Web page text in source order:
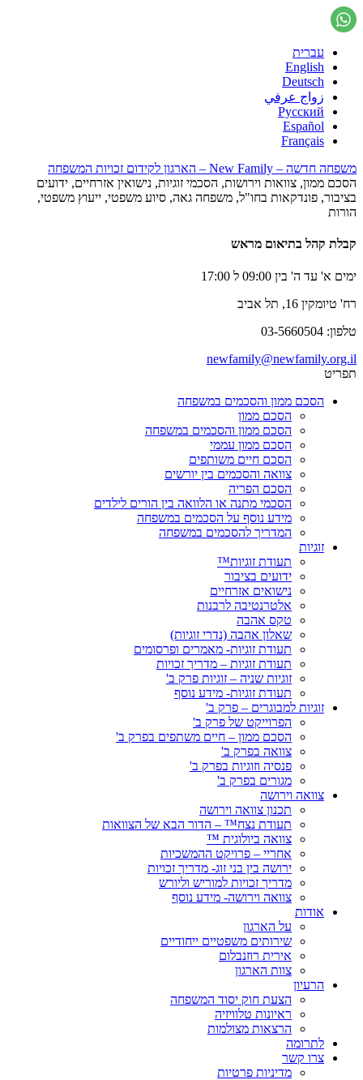
עברית
English
Deutsch
زواج عرفي
Русский
Español
Français
משפחה חדשה – New Family – הארגון לקידום זכויות המשפחה
הסכם ממון, צוואות וירושות, הסכמי זוגיות, נישואין אזרחיים, ידועים
בציבור, פונדקאות בחו"ל, משפחה גאה, סיוע משפטי, ייעוץ משפטי,
הורות
קבלת קהל בתיאום מראש
ימים א' עד ה' בין 09:00 ל 17:00
רח' טיומקין 16, תל אביב
טלפון: 03-5660504
newfamily@newfamily.org.il
תפריט
הסכם ממון והסכמים במשפחה
הסכם ממון
הסכם ממון והסכמים במשפחה
הסכם ממון עממי
הסכם חיים משותפים
צוואה והסכמים בין יורשים
הסכם הפריה
הסכמי מתנה או הלוואה בין הורים לילדים
מידע נוסף על הסכמים במשפחה
המדריך להסכמים במשפחה
זוגיות
תעודת זוגיות™
ידועים בציבור
נישואים אזרחיים
אלטרנטיבה לרבנות
טקס אהבה
שאלון אהבה (נדרי זוגיות)
תעודת זוגיות- מאמרים ופרסומים
תעודת זוגיות – מדריך זכויות
זוגיות שניה – זוגיות פרק ב'
תעודת זוגיות- מידע נוסף
זוגיות למבוגרים – פרק ב'
הפרוייקט של פרק ב'
הסכם ממון – חיים משתפים בפרק ב'
צוואה בפרק ב'
פנסיה וזוגיות בפרק ב'
מגורים בפרק ב'
צוואה וירושה
תכנון צוואה וירושה
תעודת נצח™ – הדור הבא של הצוואות
צוואה ביולוגית ™
אחריי – פרויקט ההמשכיות
ירושה בין בני זוג- מדריך זכויות
מדריך זכויות למוריש וליורש
צוואה וירושה- מידע נוסף
אודות
על הארגון
שירותים משפטיים ייחודיים
אירית רוזנבלום
צוות הארגון
הרעיון
הצעת חוק יסוד המשפחה
ראיונות טלוויזיה
הרצאות מצולמות
לתרומה
צרו קשר
מדיניות פרטיות